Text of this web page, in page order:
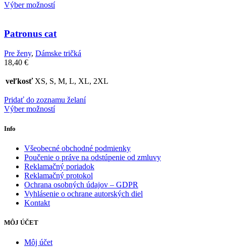
Výber možností
Patronus cat
Pre ženy, Dámske tričká
18,40 €
veľkosť XS, S, M, L, XL, 2XL
Pridať do zoznamu želaní
Výber možností
Info
Všeobecné obchodné podmienky
Poučenie o práve na odstúpenie od zmluvy
Reklamačný poriadok
Reklamačný protokol
Ochrana osobných údajov – GDPR
Vyhlásenie o ochrane autorských diel
Kontakt
MÔJ ÚČET
Môj účet